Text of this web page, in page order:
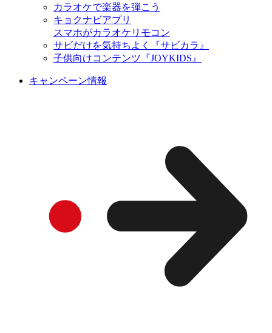
カラオケで楽器を弾こう
キョクナビアプリ
スマホがカラオケリモコン
サビだけを気持ちよく『サビカラ』
子供向けコンテンツ『JOYKIDS』
キャンペーン情報